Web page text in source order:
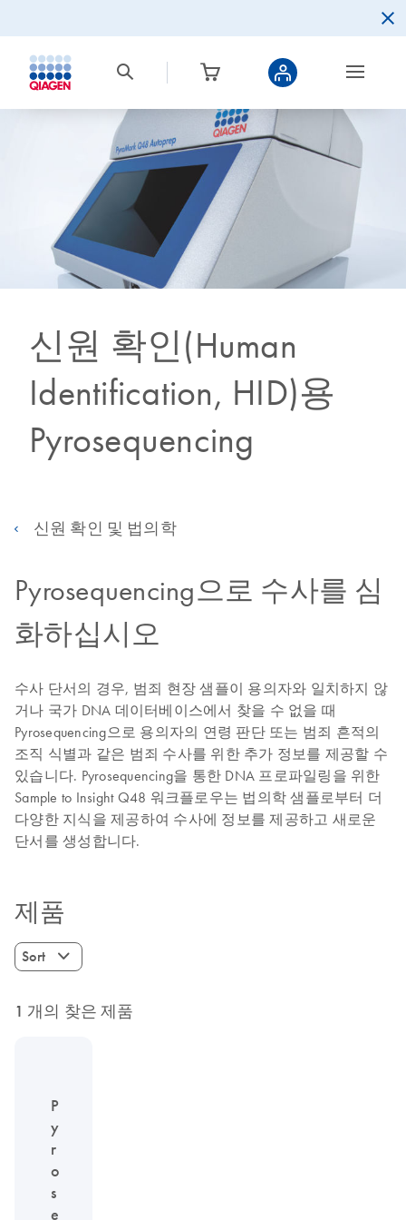
신원 확인(Human
Identification, HID)용
Pyrosequencing
신원 확인 및 법의학
Pyrosequencing으로 수사를 심
화하십시오
수사 단서의 경우, 범죄 현장 샘플이 용의자와 일치하지 않
거나 국가 DNA 데이터베이스에서 찾을 수 없을 때
Pyrosequencing으로 용의자의 연령 판단 또는 범죄 흔적의
조직 식별과 같은 범죄 수사를 위한 추가 정보를 제공할 수
있습니다. Pyrosequencing을 통한 DNA 프로파일링을 위한
Sample to Insight Q48 워크플로우는 법의학 샘플로부터 더
다양한 지식을 제공하여 수사에 정보를 제공하고 새로운
단서를 생성합니다.
제품
Sort
1 개의 찾은 제품
P
y
r
o
s
e